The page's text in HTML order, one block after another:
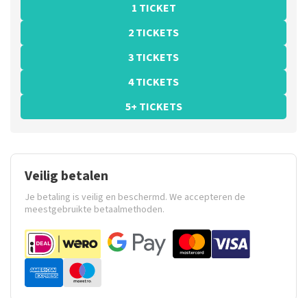
1 TICKET
2 TICKETS
3 TICKETS
4 TICKETS
5+ TICKETS
Veilig betalen
Je betaling is veilig en beschermd. We accepteren de
meestgebruikte betaalmethoden.